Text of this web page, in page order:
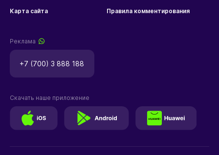
Карта сайта Правила комментирования
Реклама
+7 (700) 3 888 188
Скачать наше приложение